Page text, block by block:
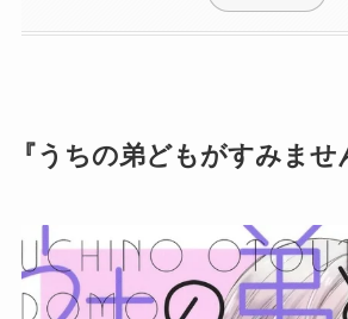
『うちの弟どもがすみませ